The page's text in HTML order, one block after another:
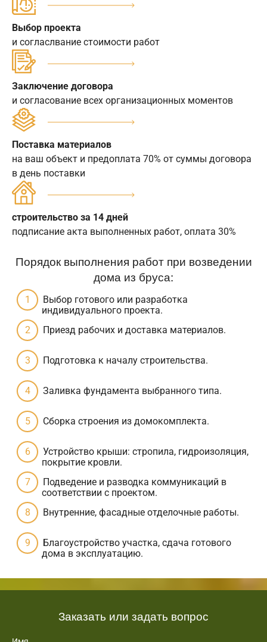
Выбор проекта
и согласлвание стоимости работ
Заключение договора
и согласование всех организационных моментов
Поставка материалов
на ваш объект и предоплата 70% от суммы договора
в день поставки
строительство за 14 дней
подписание акта выполненных работ, оплата 30%
Порядок выполнения работ при возведении
дома из бруса:
Выбор готового или разработка
индивидуального проекта.
Приезд рабочих и доставка материалов.
Подготовка к началу строительства.
Заливка фундамента выбранного типа.
Сборка строения из домокомплекта.
Устройство крыши: стропила, гидроизоляция,
покрытие кровли.
Подведение и разводка коммуникаций в
соответствии с проектом.
Внутренние, фасадные отделочные работы.
Благоустройство участка, сдача готового
дома в эксплуатацию.
Заказать или задать вопрос